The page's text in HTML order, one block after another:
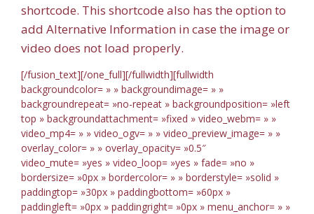
shortcode. This shortcode also has the option to
add Alternative Information in case the image or
video does not load properly.
[/fusion_text][/one_full][/fullwidth][fullwidth
backgroundcolor= » » backgroundimage= » »
backgroundrepeat= »no-repeat » backgroundposition= »left
top » backgroundattachment= »fixed » video_webm= » »
video_mp4= » » video_ogv= » » video_preview_image= » »
overlay_color= » » overlay_opacity= »0.5″
video_mute= »yes » video_loop= »yes » fade= »no »
bordersize= »0px » bordercolor= » » borderstyle= »solid »
paddingtop= »30px » paddingbottom= »60px »
paddingleft= »0px » paddingright= »0px » menu_anchor= » »